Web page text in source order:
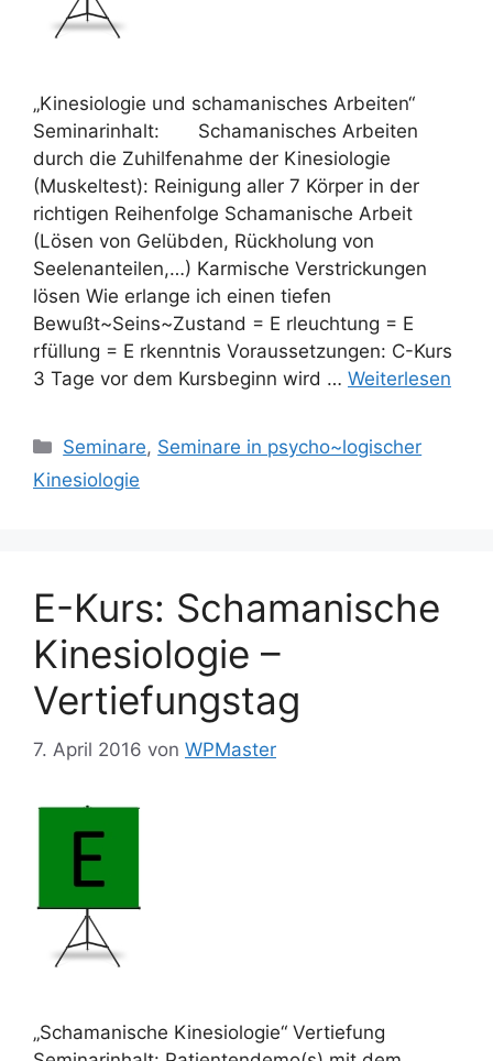
„Kinesiologie und schamanisches Arbeiten“
Seminarinhalt: Schamanisches Arbeiten
durch die Zuhilfenahme der Kinesiologie
(Muskeltest): Reinigung aller 7 Körper in der
richtigen Reihenfolge Schamanische Arbeit
(Lösen von Gelübden, Rückholung von
Seelenanteilen,…) Karmische Verstrickungen
lösen Wie erlange ich einen tiefen
Bewußt~Seins~Zustand = E rleuchtung = E
rfüllung = E rkenntnis Voraussetzungen: C-Kurs
3 Tage vor dem Kursbeginn wird … Weiterlesen
Kategorien
Seminare, Seminare in psycho~logischer
Kinesiologie
E-Kurs: Schamanische
Kinesiologie –
Vertiefungstag
7. April 2016 von WPMaster
„Schamanische Kinesiologie“ Vertiefung